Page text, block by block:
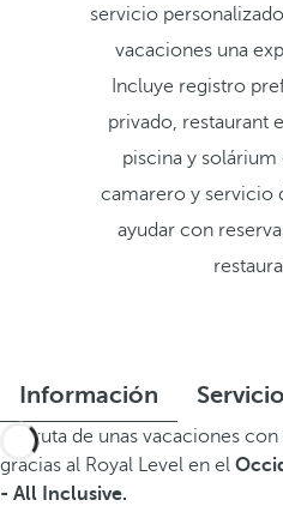
servicio
vacaciones una
Incluye registro
privado, restaurant
piscina y
camarero y servicio
ayudar con
Información
Disfruta de unas vacaciones
gracias al Royal Level en el
- All Inclusive.